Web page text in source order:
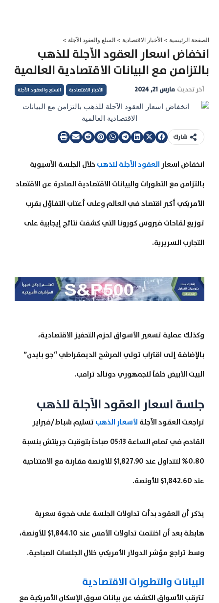
الصفحة الرئيسية > الأخبار الاقتصادية > السلع والعقود الآجلة >
انخفاض اسعار العقود الآجلة للذهب
بالتزامن مع البيانات الاقتصادية العالمية
آخر تحديث مارس 21, 2024 الأخبار الاقتصادية السلع والعقود الآجلة
شارك
انخفاض اسعار العقود الآجلة للذهب خلال الجلسة الآسيوية
بالتزامن مع التطورات والبيانات الاقتصادية الصادرة عن الاقتصاد
الأمريكي أكبر اقتصاد في العالم وعلى أعتاب التفاؤل بقرب
توزيع لقاحات فيروس كورونا التي كشفت نتائج إيجابية على
التجارب السريرية.
وكذلك عملية تسعير الأسواق لحزم التحفيز الاقتصادية،
بالإضافة إلى اقتراب تولي المرشح الديمقراطي “جو بايدن”
البيت الأبيض خلفاً للجمهوري دونالد ترامب.
جلسة اسعار العقود الآجلة للذهب
تراجعت العقود الآجلة لأسعار الذهب تسليم شباط/فبراير
القادم في تمام الساعة 05:13 صباحاً بتوقيت جرينتش بنسبة
0.80% لتتداول عند 1,827.90$ للأونصة مقارنة مع الافتتاحية
عند 1,842.60$ للأونصة.
يذكر أن العقود بدأت تداولات الجلسة على فجوة سعرية
هابطة بعد أن اختتمت تداولات الأمس عند 1,844.10$ للأونصة،
وسط تراجع مؤشر الدولار الأمريكي خلال الجلسات الصباحية.
البيانات والتطورات الاقتصادية
تترقب الأسواق الكشف عن بيانات سوق الإسكان الأمريكية مع